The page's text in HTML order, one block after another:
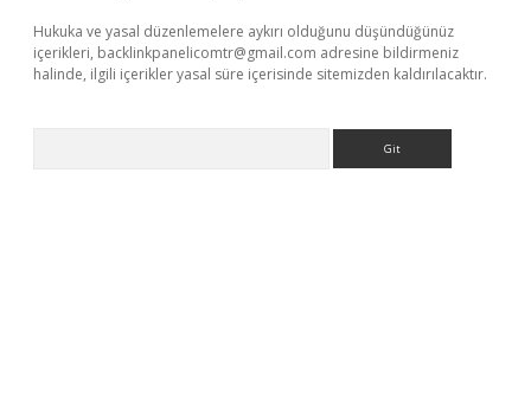
Hukuka ve yasal düzenlemelere aykırı olduğunu düşündüğünüz
içerikleri, backlinkpanelicomtr@gmail.com adresine bildirmeniz
halinde, ilgili içerikler yasal süre içerisinde sitemizden kaldırılacaktır.